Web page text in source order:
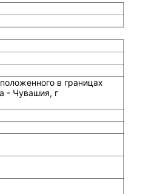
в границах
- Чувашия, г